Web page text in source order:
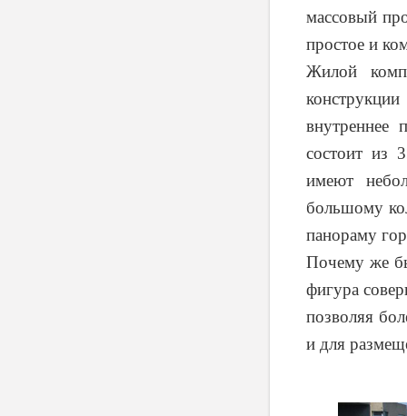
массовый
простое и
Жилой
внутреннее
состоит из
имеют
большому
панораму
Почему же
фигура
позволяя
и для